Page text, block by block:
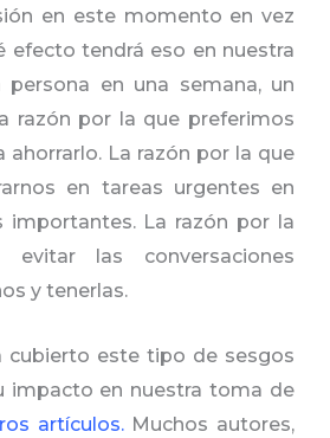
en este momento en vez
efecto tendrá eso en nuestra
persona en una semana, un
razón por la que preferimos
ahorrarlo. La razón por la que
en tareas urgentes en
importantes. La razón por la
evitar las conversaciones
y tenerlas.
cubierto este tipo de sesgos
impacto en nuestra toma de
artículos.Muchos autores,